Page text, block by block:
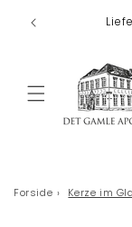
Inhalt
Forside › Kerze im